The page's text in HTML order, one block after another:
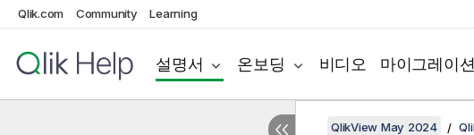
Qlik.com Community Learning
설명서 온보딩 비디오 마이그레이
QlikView May 2024